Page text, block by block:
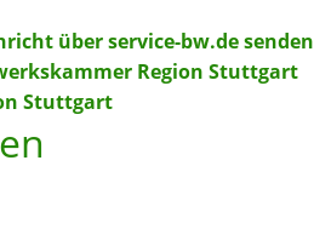
über service-bw.de senden
Region Stuttgart
Stuttgart